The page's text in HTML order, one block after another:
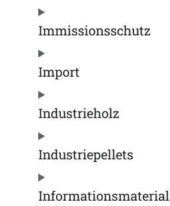
Immissionsschutz
Import
Industrieholz
Industriepellets
Informationsmaterial